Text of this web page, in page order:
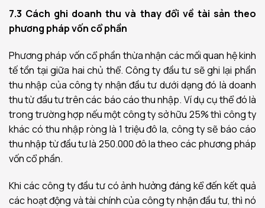
7.3 Cách ghi doanh thu và thay đổi về tài sản theo
phương pháp vốn cổ phần
Phương pháp vốn cổ phần thừa nhận các mối quan hệ kinh
tế tồn tại giữa hai chủ thể. Công ty đầu tư sẽ ghi lại phần
thu nhập của công ty nhận đầu tư dưới dạng đó là doanh
thu từ đầu tư trên các báo cáo thu nhập. Ví dụ cụ thể đó là
trong trường hợp nếu một công ty sở hữu 25% thì công ty
khác có thu nhập ròng là 1 triệu đô la, công ty sẽ báo cáo
thu nhập từ đầu tư là 250.000 đô la theo các phương pháp
vốn cổ phần.
Khi các công ty đầu tư có ảnh hưởng đáng kể đến kết quả
các hoạt động và tài chính của công ty nhận đầu tư, thì nó